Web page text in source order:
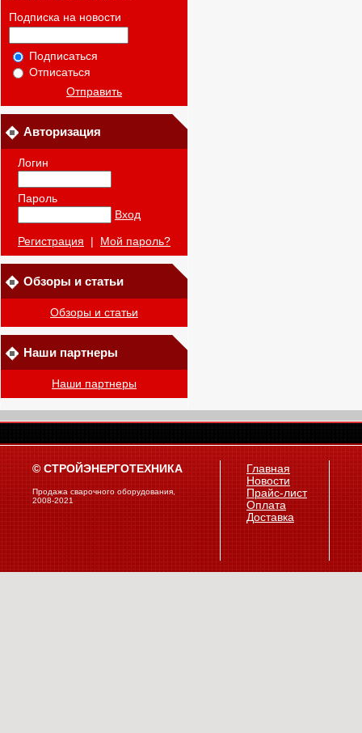
Подписка на новости
Подписаться
Отписаться
Отправить
Авторизация
Логин
Пароль
Вход
Регистрация Мой пароль?
Обзоры и статьи
Обзоры и статьи
Наши партнеры
Наши партнеры
© СТРОЙЭНЕРГОТЕХНИКА
Продажа сварочного оборудования,
2008-2021
Главная
Новости
Прайс-лист
Оплата
Доставка